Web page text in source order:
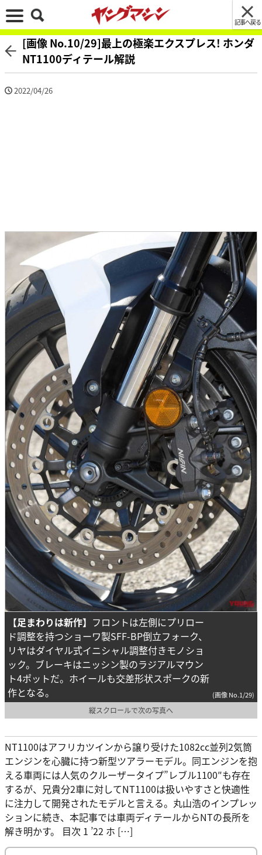
記事へ戻る
[画像 No.10/29]最上の極楽エクスプレス! ホンダ
NT1100ディテール解説
2022/04/26
【足まわりは新作】 フロントは左側にプリロー
ド調整を持つショーワ製SFF-BP倒立フォーク、
リヤはダイヤル式イニシャル調整付きモノショ
ック。ブレーキはニッシン製のラジアルマウン
ト4ポットだ。ホイールも交差形状スポークの新
作となる。
(画像 No.1/29)
縦スクロールで次の写真へ
NT1100はアフリカツインから譲り受けた1082cc並列2気筒
エンジンを心臓に持つ新型ツアラーモデル。同エンジンを抱
える車両には人気のクルーザータイプ”レブル1100″も存在
するが、兄貴分2車に対してNT1100は扱いやすさと快適性
に注力して開発されたモデルと言える。丸山浩のインプレッ
ションに続き、本記事では車両ディテールからNTの長所を
解き明かす。 目次 1 ’22 ホ […]